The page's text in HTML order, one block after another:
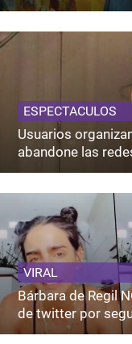
ESPECTACULOS
Usuarios
abandone las
VIRAL
Bárbara de Regil
de twitter por